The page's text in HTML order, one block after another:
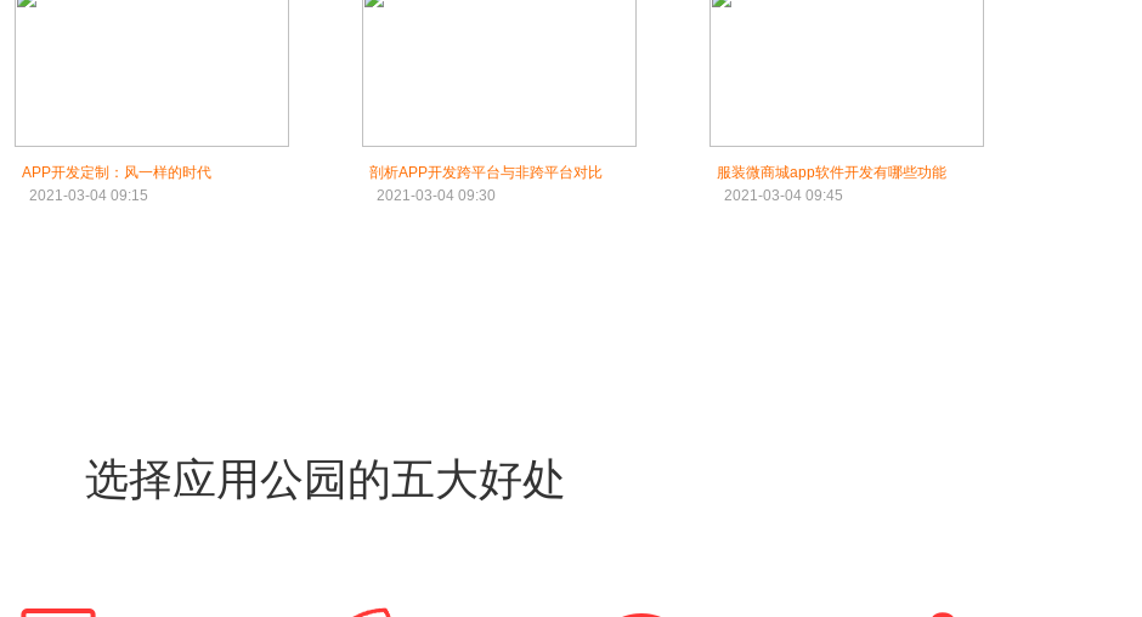
APP开发定制：风一样的时代
2021-03-04 09:15
剖析APP开发跨平台与非跨平台对比
2021-03-04 09:30
服装微商城app软件开发有哪些功能
2021-03-04 09:45
选择应用公园的五大好处